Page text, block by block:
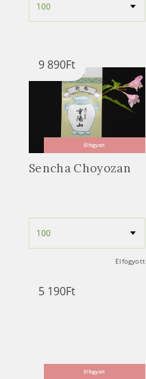
Elfogyott
Sencha Choyozan
9 890Ft
Elfogyott
Elfogyott
5 190Ft